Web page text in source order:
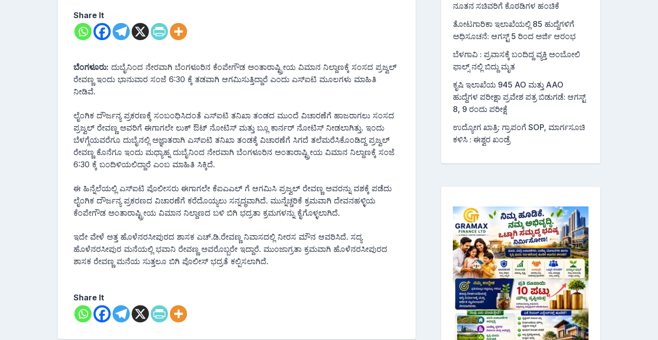
Share It
ಬೆಂಗಳೂರು: ದುಬೈನಿಂದ ನೇರವಾಗಿ ಬೆಂಗಳೂರಿನ ಕೆಂಪೇಗೌಡ ಅಂತಾರಾಷ್ಟ್ರೀಯ ವಿಮಾನ ನಿಲ್ದಾಣಕ್ಕೆ ಸಂಸದ ಪ್ರಜ್ವಲ್
ರೇವಣ್ಣ ಇಂದು ಭಾನುವಾರ ಸಂಜೆ 6:30 ಕ್ಕೆ ತಡವಾಗಿ ಆಗಮಿಸುತ್ತಿದ್ದಾರೆ ಎಂದು ಎಸ್ಐಟಿ ಮೂಲಗಳು ಮಾಹಿತಿ
ನೀಡಿವೆ.
ಲೈಂಗಿಕ ದೌರ್ಜನ್ಯ ಪ್ರಕರಣಕ್ಕೆ ಸಂಬಂಧಿಸಿದಂತೆ ಎಸ್ಐಟಿ ತನಿಖಾ ತಂಡದ ಮುಂದೆ ವಿಚಾರಣೆಗೆ ಹಾಜರಾಗಲು ಸಂಸದ
ಪ್ರಜ್ವಲ್ ರೇವಣ್ಣ ಅವರಿಗೆ ಈಗಾಗಲೇ ಲುಕ್ ಔಟ್ ನೋಟಿಸ್ ಮತ್ತು ಬ್ಲೂ ಕಾರ್ನರ್ ನೋಟಿಸ್ ನೀಡಲಾಗಿತ್ತು. ಇಂದು
ಬೆಳಗ್ಗೆಯವರೆಗೂ ದುಬೈನಲ್ಲಿ ಅಜ್ಞಾತರಾಗಿ ಎಸ್ಐಟಿ ತನಿಖಾ ತಂಡಕ್ಕೆ ವಿಚಾರಣೆಗೆ ಸಿಗದೆ ತಲೆಮರೆಸಿಕೊಂಡಿದ್ದ ಪ್ರಜ್ವಲ್
ರೇವಣ್ಣ ಕೊನೆಗೂ ಇಂದು ಮಧ್ಯಾಹ್ನ ದುಬೈನಿಂದ ನೇರವಾಗಿ ಬೆಂಗಳೂರಿನ ಅಂತಾರಾಷ್ಟ್ರೀಯ ವಿಮಾನ ನಿಲ್ದಾಣಕ್ಕೆ ಸಂಜೆ
6:30 ಕ್ಕೆ ಬಂದಿಳಿಯಲಿದ್ದಾರೆ‌ ಎಂಬ ಮಾಹಿತಿ ಸಿಕ್ಕಿದೆ.
ಈ ಹಿನ್ನೆಲೆಯಲ್ಲಿ ಎಸ್ಐಟಿ ಪೊಲೀಸರು ಈಗಾಗಲೇ ಕೆಐಎಎಲ್ ಗೆ ಆಗಮಿಸಿ ಪ್ರಜ್ವಲ್ ರೇವಣ್ಣ ಅವರನ್ನು ವಶಕ್ಕೆ ಪಡೆದು
ಲೈಂಗಿಕ ದೌರ್ಜನ್ಯ ಪ್ರಕರಣದ ವಿಚಾರಣೆಗೆ ಕರೆದೊಯ್ಯಲು ಸನ್ನದ್ಧವಾಗಿದೆ. ಮುನ್ನೆಚ್ಚರಿಕೆ ಕ್ರಮವಾಗಿ ದೇವನಹಳ್ಳಿಯ
ಕೆಂಪೇಗೌಡ ಅಂತಾರಾಷ್ಟ್ರೀಯ ವಿಮಾನ ನಿಲ್ದಾಣದ ಬಳಿ ಬಿಗಿ ಭದ್ರತಾ ಕ್ರಮಗಳನ್ನು ಕೈಗೊಳ್ಳಲಾಗಿದೆ.
ಇದೇ ವೇಳೆ ಅತ್ತ ಹೊಳೆನರಸೀಪುರದ ಶಾಸಕ ಎಚ್.ಡಿ‌.ರೇವಣ್ಣ ನಿವಾಸದಲ್ಲಿ ನೀರಸ ಮೌನ ಆವರಿಸಿದೆ. ಸದ್ಯ
ಹೊಳೆನರಸೀಪುರ ಮನೆಯಲ್ಲಿ ಭವಾನಿ ರೇವಣ್ಣ ಅವರೊಬ್ಬರೇ ಇದ್ದಾರೆ. ಮುಂಜಾಗ್ರತಾ ಕ್ರಮವಾಗಿ ಹೊಳೆನರಸೀಪುರದ
ಶಾಸಕ ರೇವಣ್ಣ ಮನೆಯ ಸುತ್ತಲೂ ಬಿಗಿ ಪೊಲೀಸ್ ಭದ್ರತೆ ಕಲ್ಪಿಸಲಾಗಿದೆ.
Share It
ನೂತನ ಸಚಿವರಿಗೆ ಕೊಠಡಿಗಳ ಹಂಚಿಕೆ
ತೋಟಗಾರಿಕಾ ಇಲಾಖೆಯಲ್ಲಿ 85 ಹುದ್ದೆಗಳಿಗೆ
ಅಧಿಸೂಚನೆ: ಆಗಸ್ಟ್ 5 ರಿಂದ ಅರ್ಜಿ ಆರಂಭ
ಬೆಳಗಾವಿ : ಪ್ರವಾಸಕ್ಕೆ ಬಂದಿದ್ದ ವ್ಯಕ್ತಿ ಅಂಬೋಲಿ
ಫಾಲ್ಸ್ ನಲ್ಲಿ ಬಿದ್ದು ಮೃತ
ಕೃಷಿ ಇಲಾಖೆಯ 945 AO ಮತ್ತು AAO
ಹುದ್ದೆಗಳ ಪರೀಕ್ಷಾ ಪ್ರವೇಶ ಪತ್ರ ಬಿಡುಗಡೆ: ಆಗಸ್ಟ್
8, 9 ರಂದು ಪರೀಕ್ಷೆ
ಉದ್ಯೋಗ ಖಾತ್ರಿ: ಗ್ರಾಪಂಗೆ SOP, ಮಾರ್ಗಸೂಚಿ
ಕಳಿಸಿ : ಈಶ್ವರ ಖಂಡ್ರೆ